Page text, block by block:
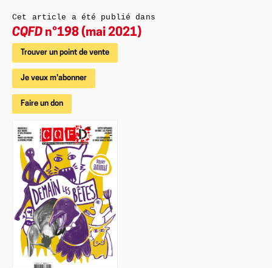
Cet article a été publié dans
CQFD n°198 (mai 2021)
Trouver un point de vente
Je veux m'abonner
Faire un don